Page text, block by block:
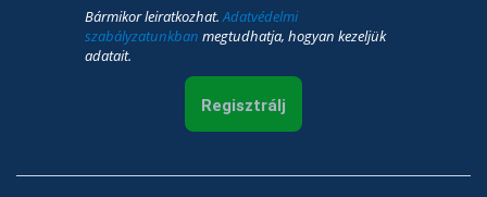
Bármikor leiratkozhat.Adatvédelmi
szabályzatunkban megtudhatja, hogyan kezeljük
adatait.
Regisztrálj